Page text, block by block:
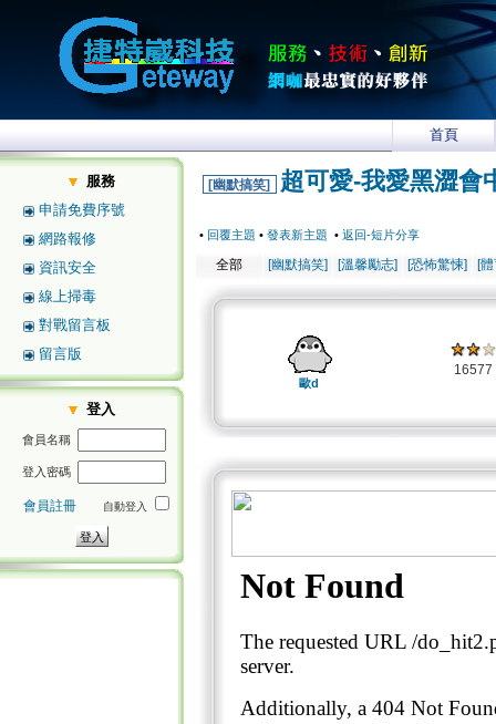
首頁
服務
申請免費序號
網路報修
資訊安全
線上掃毒
對戰留言板
留言版
登入
會員名稱
登入密碼
會員註冊 自動登入
[幽默搞笑] 超可愛-我愛黑澀會
• 回覆主題 • 發表新主題 • 返回-短片分享
全部 [幽默搞笑] [溫馨勵志] [恐怖驚悚] [
歐d
16577